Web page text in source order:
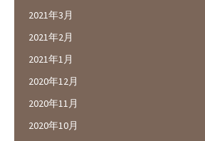
2021年3月
2021年2月
2021年1月
2020年12月
2020年11月
2020年10月